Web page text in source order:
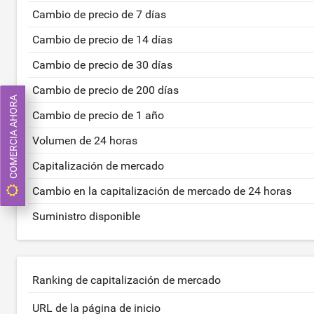
Cambio de precio de 7 días
Cambio de precio de 14 días
Cambio de precio de 30 días
Cambio de precio de 200 días
Cambio de precio de 1 año
Volumen de 24 horas
Capitalización de mercado
Cambio en la capitalización de mercado de 24 horas
Suministro disponible
Ranking de capitalización de mercado
URL de la página de inicio
COMERCIA AHORA